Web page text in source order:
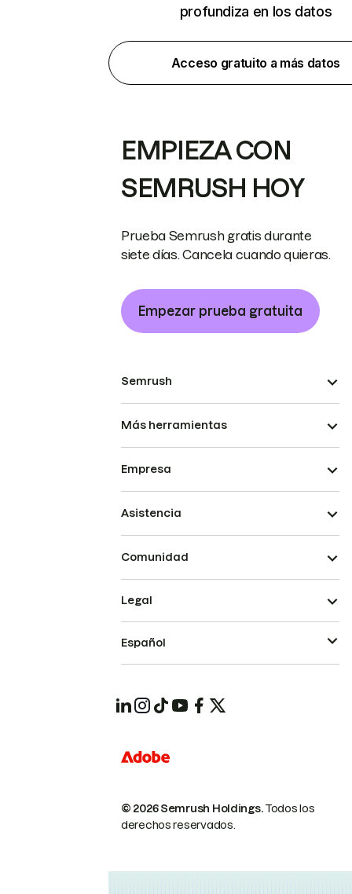
profundiza en los datos
Acceso gratuito a más datos
EMPIEZA CON
SEMRUSH HOY
Prueba Semrush gratis durante
siete días. Cancela cuando quieras.
Empezar prueba gratuita
Semrush
Más herramientas
Empresa
Asistencia
Comunidad
© 2026 Semrush Holdings.Todos los
derechos reservados.
Legal
Español